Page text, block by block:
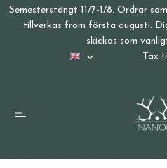
Semesterstängt 11/7-1/8. Ordrar
tillverkas from första augusti.
skickas som
Tax